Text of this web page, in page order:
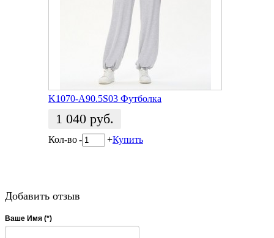
K1070-A90.5S03 Футболка
1 040 руб.
Кол-во- +Купить
Добавить отзыв
Ваше Имя (*)